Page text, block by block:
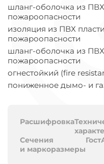
шланг-оболочка из
пожароопасности
изоляция из ПВХ
пожароопасности
шланг-оболочка из
пожароопасности
огнестойкий (fire
пониженное дымо- и
Расшифровка
Сечения
и маркоразмеры
Гост